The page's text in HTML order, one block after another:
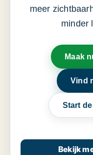
meer
minder
Maak
Vind
Start
Bekijk